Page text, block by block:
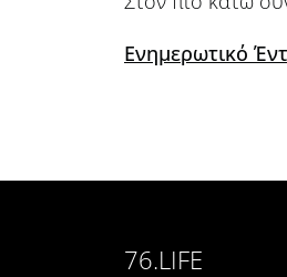
Ενημερωτικό
76.LIFE